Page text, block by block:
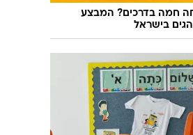
חמה בדרכים? המבצע
בישראל